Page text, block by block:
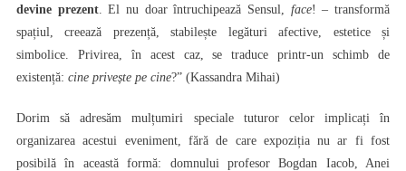
devine prezent. El nu doar întruchipează Sensul, face! – transformă
spațiul, creează prezență, stabilește legături afective, estetice și
simbolice. Privirea, în acest caz, se traduce printr-un schimb de
existență: cine privește pe cine?” (Kassandra Mihai)
Dorim să adresăm mulțumiri speciale tuturor celor implicați în
organizarea acestui eveniment, fără de care expoziția nu ar fi fost
posibilă în această formă: domnului profesor Bogdan Iacob, Anei